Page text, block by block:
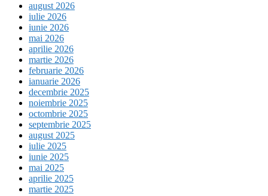
august 2026
iulie 2026
iunie 2026
mai 2026
aprilie 2026
martie 2026
februarie 2026
ianuarie 2026
decembrie 2025
noiembrie 2025
octombrie 2025
septembrie 2025
august 2025
iulie 2025
iunie 2025
mai 2025
aprilie 2025
martie 2025